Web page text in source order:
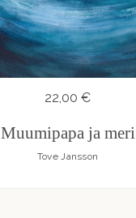
22,00 €
Muumipapa ja meri
Tove Jansson